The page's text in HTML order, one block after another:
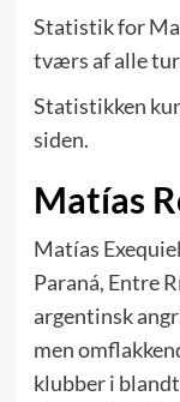
Statistik for
tværs af alle
Statistikken
siden.
Matías
Matías
Paraná, Entre
argentinsk
men
klubber i